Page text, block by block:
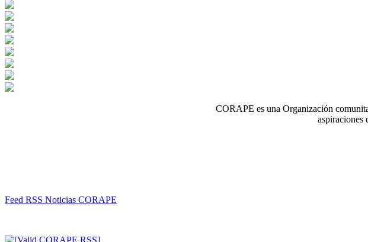
CORAPE es una Organización
aspiraciones
Feed RSS Noticias CORAPE